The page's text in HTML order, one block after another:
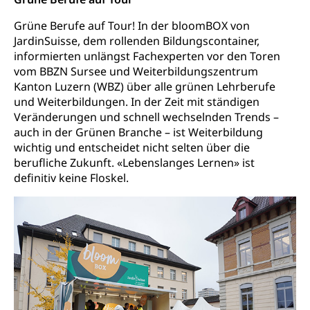
Grüne Berufe auf Tour! In der bloomBOX von
JardinSuisse, dem rollenden Bildungscontainer,
informierten unlängst Fachexperten vor den Toren
vom BBZN Sursee und Weiterbildungszentrum
Kanton Luzern (WBZ) über alle grünen Lehrberufe
und Weiterbildungen. In der Zeit mit ständigen
Veränderungen und schnell wechselnden Trends –
auch in der Grünen Branche – ist Weiterbildung
wichtig und entscheidet nicht selten über die
berufliche Zukunft. «Lebenslanges Lernen» ist
definitiv keine Floskel.
Angebote für Schulklassen
Zentralschweizer Filmförderung
Mobilität
Schiene und öffentlicher Verkehr
Schienenverkehr, Zugverkehr, Bahnverkehr,
Transportmittel, öffentlicher Verkehr
Verkehrsverbund Luzern VVL
Öffentlicher Verkehr Luzern Mobil
Schifffahrt
Schiffsverkehr, Binnenschifffahrt, Seeschifffahrt,
Flussschifffahrt
Autoverkehr, Lastwagenverkehr, Schwerverkehr,
leistungsabhängige Schwerverkehrsabgabe,
Langsamverkehr, Transportmittel, Auto, Motorrad,
Individualverkehr
zentras (Betrieb und Unterhalt LU, OW, NW,
ZG)